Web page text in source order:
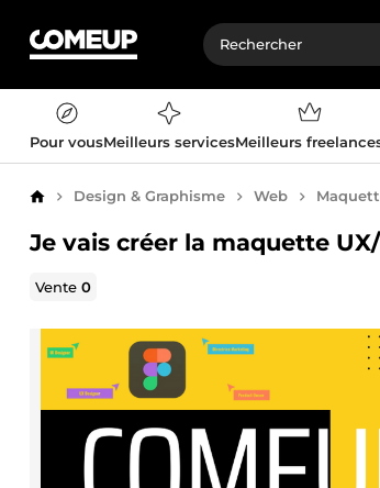
Pour vousMeilleurs servicesMeilleurs
AccueilDesign & Graphisme Web
Je vais créer la maquette
Vente0